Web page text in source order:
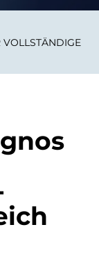
VOLLSTÄNDIGE